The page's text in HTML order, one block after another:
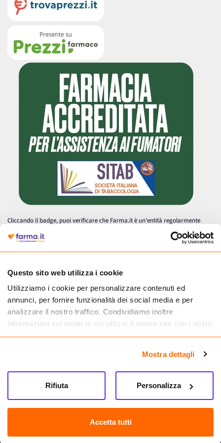
Questo sito web utilizza i cookie
Utilizziamo i cookie per personalizzare contenuti ed
annunci, per fornire funzionalità dei social media e per
analizzare il nostro traffico. Condividiamo inoltre
informazioni sul modo in cui utilizzi il nostro sito con i nostri
partner che si occupano di analisi dei dati web, pubblicità e
informazioni che hai fornito loro o che hanno raccolto dal
tuo utilizzo dei loro servizi.
Mostra dettagli
Accetta tutti
Personalizza
Rifiuta
Cliccando il badge, puoi verificare che Farma.it è un'entità regolarmente
autorizzata dal Ministero della Salute a effettuare la vendita online di
medicinali.
Farma.it S.a.s. P. IVA 07417261216 REA: NA-884088
CREDITS
Sede legale Via delle Repubbliche Marinare 128, 80147 Napoli